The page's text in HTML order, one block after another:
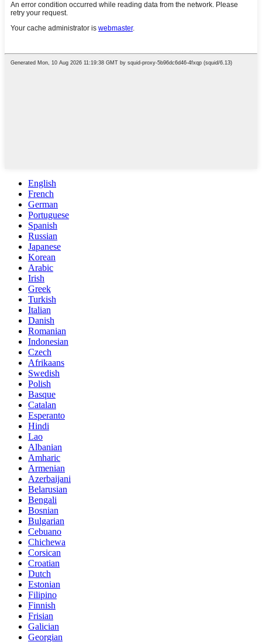
English
French
German
Portuguese
Spanish
Russian
Japanese
Korean
Arabic
Irish
Greek
Turkish
Italian
Danish
Romanian
Indonesian
Czech
Afrikaans
Swedish
Polish
Basque
Catalan
Esperanto
Hindi
Lao
Albanian
Amharic
Armenian
Azerbaijani
Belarusian
Bengali
Bosnian
Bulgarian
Cebuano
Chichewa
Corsican
Croatian
Dutch
Estonian
Filipino
Finnish
Frisian
Galician
Georgian